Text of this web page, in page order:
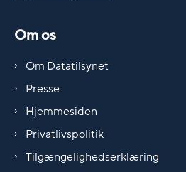
Om os
Om Datatilsynet
Presse
Hjemmesiden
Privatlivspolitik
Tilgængelighedserklæring